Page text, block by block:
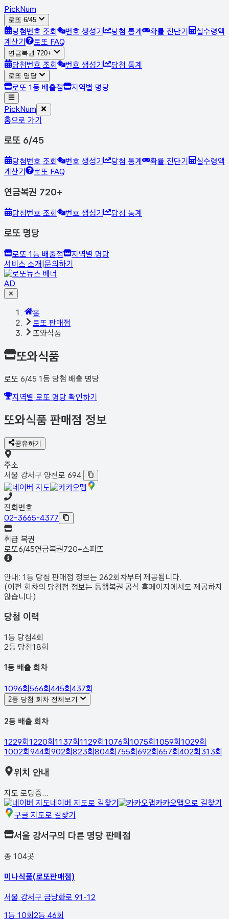
PickNum
로또 6/45
당첨번호 조회 번호 생성기 당첨 통계 확률 진단기
실수령액
계산기
로또 FAQ
연금복권 720+
당첨번호 조회 번호 생성기 당첨 통계
로또 명당
로또 1등 배출점 지역별 명당
PickNum
홈으로 가기
로또 6/45
당첨번호 조회 번호 생성기 당첨 통계 확률 진단기
실수령액
계산기
로또 FAQ
연금복권 720+
당첨번호 조회 번호 생성기 당첨 통계
로또 명당
로또 1등 배출점
지역별 명당
서비스 소개|문의하기
AD
✕
홈
로또 판매점
또와식품
또와식품
로또 6/45 1등 당첨 배출 명당
지역별 로또 명당 확인하기
또와식품 판매점 정보
공유하기
주소
서울 강서구 양천로 694
전화번호
02-3665-4377
취급 복권
로또6/45연금복권720+스피또
안내: 1등 당첨 판매점 정보는 262회차부터 제공됩니다.
(이전 회차의 당첨점 정보는 동행복권 공식 홈페이지에서도 제공하지
않습니다)
당첨 이력
1등 당첨4회
2등 당첨18회
1등 배출 회차
1096회566회445회437회
2등 당첨 회차 전체보기
2등 배출 회차
1229회 1220회 1137회 1129회 1076회 1075회 1059회 1029회
1002회 944회 902회 823회 804회 755회 692회 657회 402회 313회
위치 안내
지도 로딩중...
네이버 지도로 길찾기
카카오맵으로 길찾기
구글 지도로 길찾기
서울 강서구의 다른 명당 판매점
총 104곳
미나식품(로또판매점)
서울 강서구 금낭화로 91-12
1등 10회 2등 46회